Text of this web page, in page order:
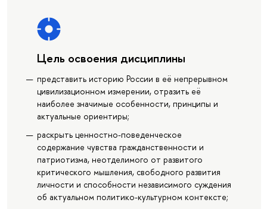
Цель освоения дисциплины
представить историю России в её непрерывном
цивилизационном измерении, отразить её
наиболее значимые особенности, принципы и
актуальные ориентиры;
раскрыть ценностно-поведенческое
содержание чувства гражданственности и
патриотизма, неотделимого от развитого
критического мышления, свободного развития
личности и способности независимого суждения
об актуальном политико-культурном контексте;